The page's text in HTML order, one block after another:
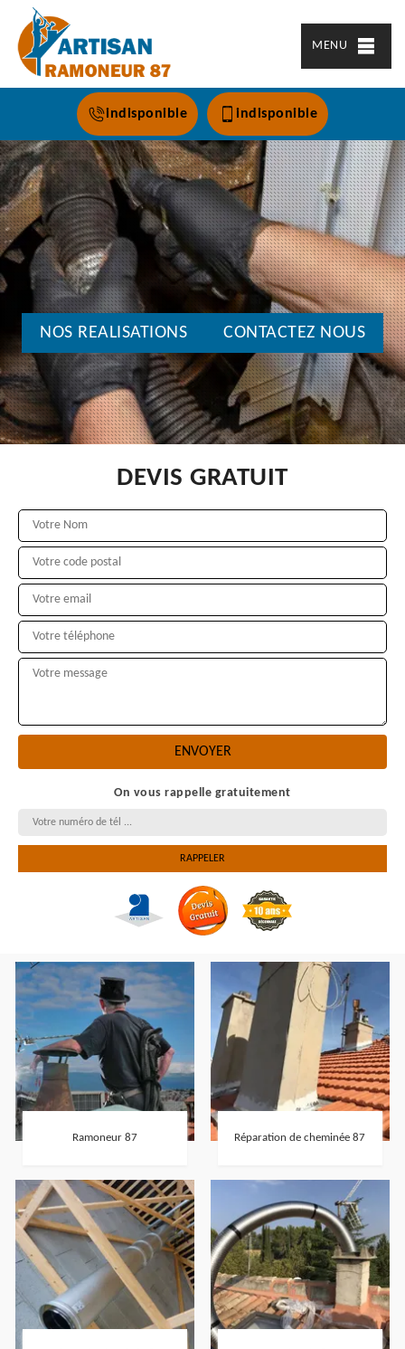
MENU
indisponible indisponible
NOS REALISATIONS CONTACTEZ NOUS
DEVIS GRATUIT
On vous rappelle gratuitement
Ramoneur 87 Réparation de cheminée 87